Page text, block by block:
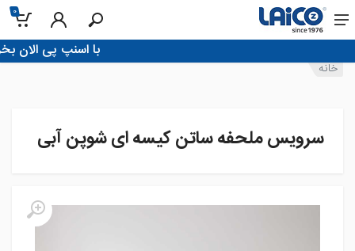
0
!با اسنپ پی الان بخر، تو 4 قسط
خانه
سرویس ملحفه ساتن کیسه ای شوپن آبی